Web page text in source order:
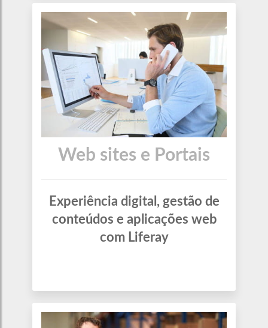
Web sites e Portais
Experiência digital, gestão de
conteúdos e aplicações web
com Liferay